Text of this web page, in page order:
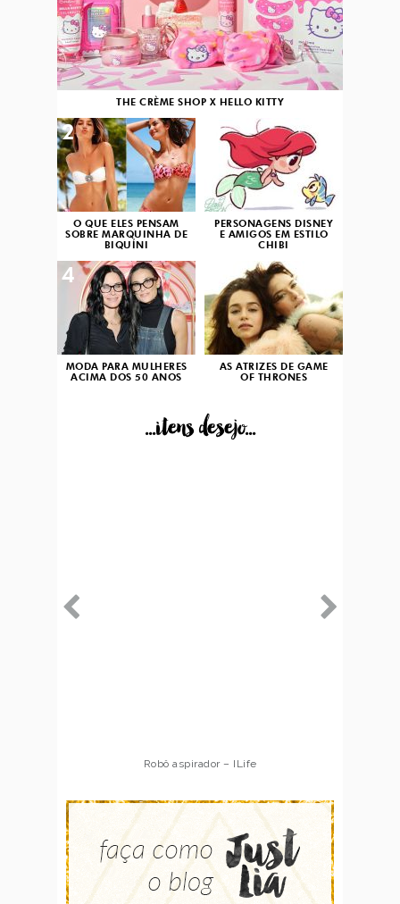
THE CRÈME SHOP X HELLO KITTY
O QUE ELES PENSAM
SOBRE MARQUINHA DE
BIQUÍNI
2
PERSONAGENS DISNEY
E AMIGOS EM ESTILO
CHIBI
3
MODA PARA MULHERES
ACIMA DOS 50 ANOS
4
AS ATRIZES DE GAME
OF THRONES
...itens desejo...
Robô aspirador – ILife